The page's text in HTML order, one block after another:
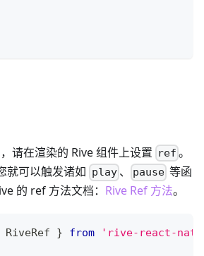
请在渲染的 Rive 组件上设置 ref 。
就可以触发诸如 play、 pause 等函
的 ref 方法文档： Rive Ref 方法。
RiveRef } from 'rive-react-